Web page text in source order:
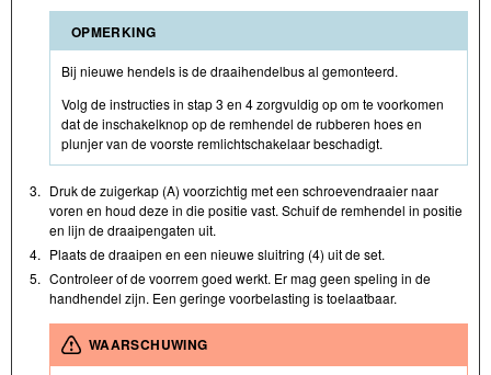
OPMERKING
Bij nieuwe hendels is de draaihendelbus al gemonteerd.
Volg de instructies in stap 3 en 4 zorgvuldig op om te voorkomen
dat de inschakelknop op de remhendel de rubberen hoes en
plunjer van de voorste remlichtschakelaar beschadigt.
3. Druk de zuigerkap (A) voorzichtig met een schroevendraaier naar
voren en houd deze in die positie vast. Schuif de remhendel in positie
en lijn de draaipengaten uit.
4. Plaats de draaipen en een nieuwe sluitring (4) uit de set.
5. Controleer of de voorrem goed werkt. Er mag geen speling in de
handhendel zijn. Een geringe voorbelasting is toelaatbaar.
WAARSCHUWING